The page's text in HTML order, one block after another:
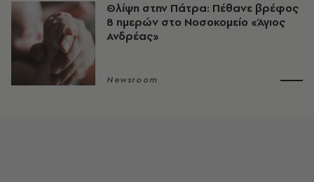
Θλίψη στην Πάτρα: Πέθανε βρέφος
8 ημερών στο Νοσοκομείο «Άγιος
Ανδρέας»
Newsroom